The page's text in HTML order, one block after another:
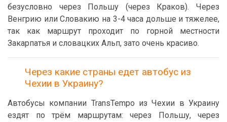
безусловно через Польшу (через Краков). Через
Венгрию или Словакию на 3-4 часа дольше и тяжелее,
так как маршрут проходит по горной местности
Закарпатья и словацких Альп, зато очень красиво.
Через какие страны едет автобус из
Чехии в Украину?
Автобусы компании TransTempo из Чехии в Украину
ездят по трём маршрутам: через Польшу, через